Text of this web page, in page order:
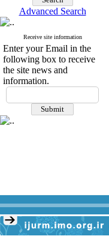
Advanced Search
Receive site information
Enter your Email in the
following box to receive
the site news and
information.